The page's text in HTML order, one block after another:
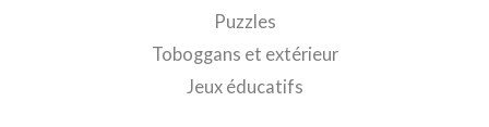
Puzzles
Toboggans et extérieur
Jeux éducatifs